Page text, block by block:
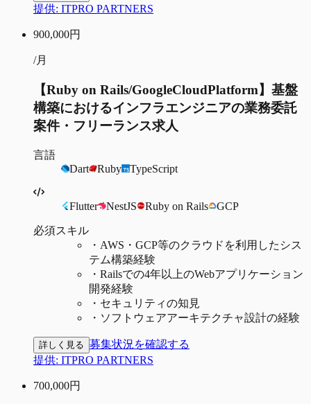
提供: ITPRO PARTNERS
900,000円
/月
【Ruby on Rails/GoogleCloudPlatform】基盤
構築におけるインフラエンジニアの業務委託
案件・フリーランス求人
言語
Dart
Ruby TypeScript
Flutter NestJS Ruby on Rails GCP
必須スキル
・ AWS・GCP等のクラウドを利用したシス
テム構築経験
・ Railsでの4年以上のWebアプリケーション
開発経験
・ セキュリティの知見
・ ソフトウェアアーキテクチャ設計の経験
詳しく見る 募集状況を確認する
提供: ITPRO PARTNERS
700,000円